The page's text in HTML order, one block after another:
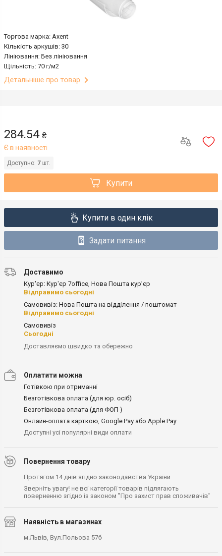
Торгова марка: Axent
Кількість аркушів: 30
Лініювання: Без лініювання
Щільність: 70 г/м2
Детальніше про товар
284.54 ₴
Є в наявності
Доступно: 7 шт.
Купити
Купити в один клік
Задати питання
Доставимо
Кур'єр: Кур'єр 7office, Нова Пошта кур’єр
Відправимо сьогодні
Самовивіз: Нова Пошта на відділення / поштомат
Відправимо сьогодні
Самовивіз
Сьогодні
Доставляємо швидко та обережно
Оплатити можна
Готівкою при отриманні
Безготівкова оплата (для юр. осіб)
Безготівкова оплата (для ФОП )
Онлайн-оплата карткою, Google Pay або Apple Pay
Доступні усі популярні види оплати
Повернення товару
Протягом 14 днів згідно законодавства України
Зверніть увагу! не всі категорії товарів підлягають
поверненню згідно із законом "Про захист прав споживачів"
Наявність в магазинах
м.Львів, Вул.Польова 57б